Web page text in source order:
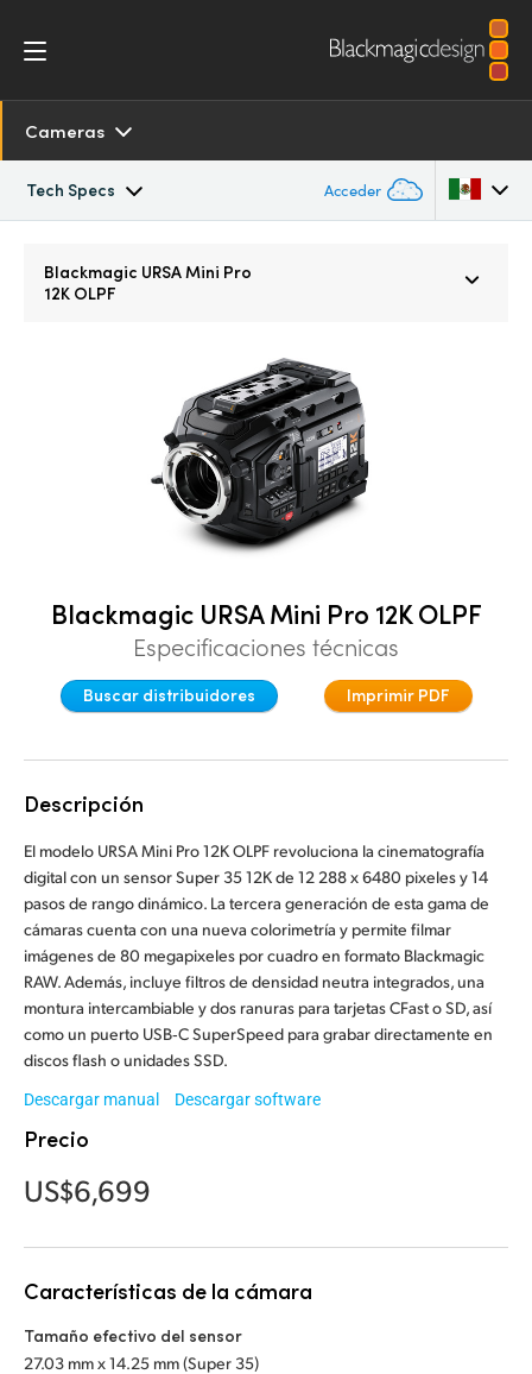
Cameras
Tech Specs Acceder
Finland
Germany
Italy
Japan
Korea
Mexico
New Zealand
Poland
Portugal
Blackmagic URSA Mini Pro
12K OLPF
Blackmagic URSA Mini Pro 12K OLPF
Especificaciones técnicas
Buscar distribuidores Imprimir PDF
Descripción
El modelo URSA Mini Pro 12K OLPF revoluciona la cinematografía
digital con un sensor Super 35 12K de 12 288 x 6480 pixeles y 14
pasosde rangodinámico. La tercera generación de esta gama de
cámaras cuenta con una nueva colorimetría y permite filmar
imágenes de 80 megapixeles por cuadro en formato Blackmagic
RAW. Además, incluye filtros de densidad neutra integrados, una
montura intercambiable y dos ranuras para tarjetas CFast o SD, así
como un puerto USB‑C SuperSpeed para grabar directamente en
discos flash o unidades SSD.
Descargar manual Descargar software
Precio
US$6,699
Características de la cámara
Tamaño efectivo del sensor
27.03 mm x 14.25 mm (Super 35)